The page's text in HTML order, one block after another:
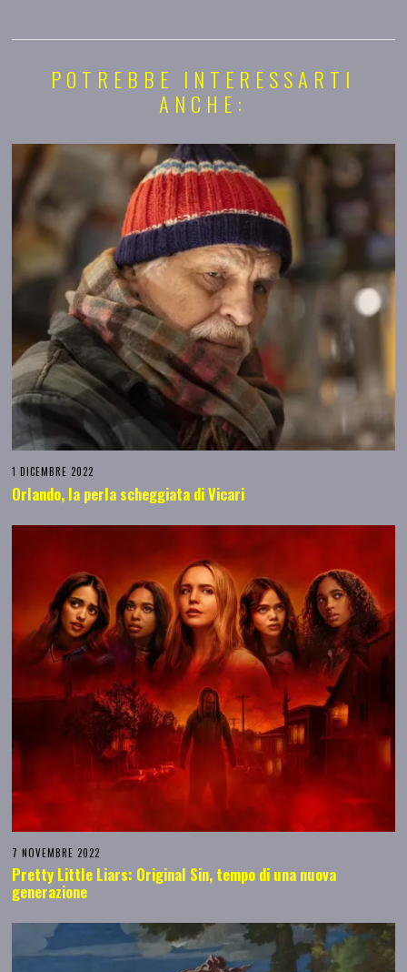
POTREBBE INTERESSARTI
ANCHE:
1 DICEMBRE 2022
Orlando, la perla scheggiata di Vicari
7 NOVEMBRE 2022
Pretty Little Liars: Original Sin, tempo di una nuova
generazione